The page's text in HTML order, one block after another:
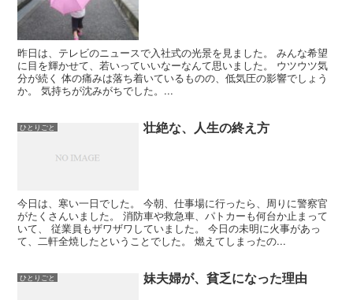
昨日は、テレビのニュースで入社式の光景を見ました。 みんな希望
に目を輝かせて、若いっていいなーなんて思いました。 ウツウツ気
分が続く 体の痛みは落ち着いているものの、低気圧の影響でしょう
か。 気持ちが沈みがちでした。...
ひとりごと 壮絶な、人生の終え方
今日は、寒い一日でした。 今朝、仕事場に行ったら、周りに警察官
がたくさんいました。 消防車や救急車、パトカーも何台か止まって
いて、 従業員もザワザワしていました。 今日の未明に火事があっ
て、二軒全焼したということでした。 燃えてしまったの...
ひとりごと 妹夫婦が、貧乏になった理由